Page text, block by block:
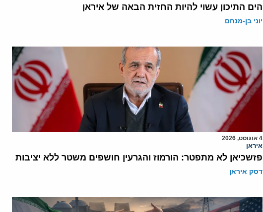
הים התיכון עשוי להיות החזית הבאה של איראן
יוני בן-מנחם
4 אוגוסט, 2026
איראן
פזשכיאן לא מתפטר: הורמוז והגרעין חושפים משטר ללא יציבות
דסק איראן